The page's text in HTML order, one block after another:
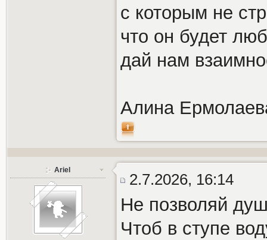
с которым не
что он будет
дай нам
Алина
Ariel
2.7.2026, 16:14
Не позволяй
Чтоб в ступе